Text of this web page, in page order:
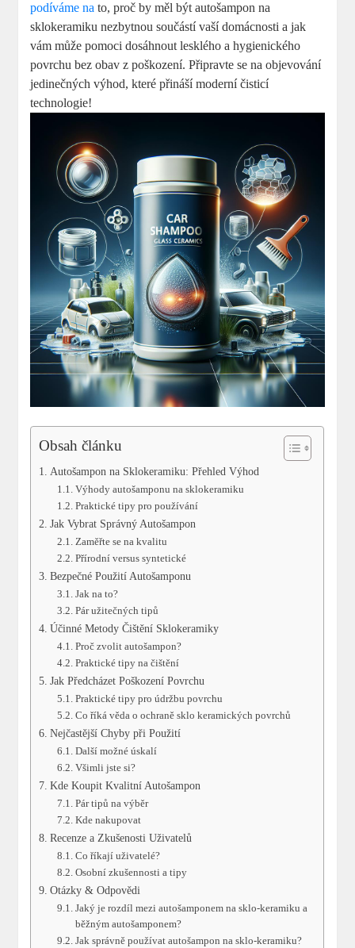
podíváme na to, proč by měl být autošampon na
sklokeramiku nezbytnou součástí vaší domácnosti a jak
vám může pomoci dosáhnout lesklého a hygienického
povrchu bez obav z poškození. Připravte se na objevování
jedinečných výhod, které přináší moderní čisticí
technologie!
Obsah článku
Autošampon na Sklokeramiku: Přehled Výhod
Výhody autošamponu na sklokeramiku
Praktické tipy pro používání
Jak Vybrat Správný Autošampon
Zaměřte se na kvalitu
Přírodní versus syntetické
Bezpečné Použití Autošamponu
Jak na to?
Pár užitečných tipů
Účinné Metody Čištění Sklokeramiky
Proč zvolit autošampon?
Praktické tipy na čištění
Jak Předcházet Poškození Povrchu
Praktické tipy pro údržbu povrchu
Co říká věda o ochraně sklo keramických povrchů
Nejčastější Chyby při Použití
Další možné úskalí
Všimli jste si?
Kde Koupit Kvalitní Autošampon
Pár tipů na výběr
Kde nakupovat
Recenze a Zkušenosti Uživatelů
Co říkají uživatelé?
Osobní zkušennosti a tipy
Otázky & Odpovědi
Jaký je rozdíl mezi autošamponem na sklo-keramiku a
běžným autošamponem?
Jak správně používat autošampon na sklo-keramiku?